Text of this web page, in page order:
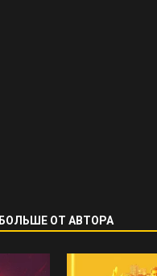
БОЛЬШЕ ОТ АВТОРА